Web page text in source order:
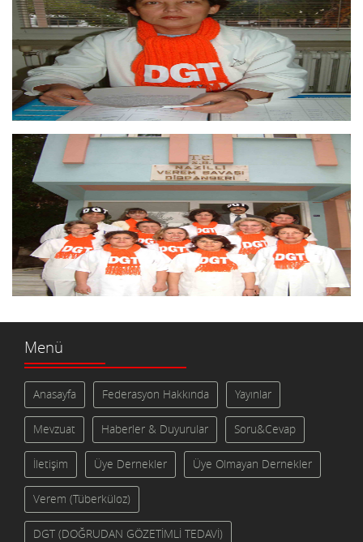
Menü
Anasayfa Federasyon Hakkında Yayınlar
Mevzuat Haberler & Duyurular Soru&Cevap
İletişim Üye Dernekler Üye Olmayan Dernekler
Verem (Tüberküloz)
DGT (DOĞRUDAN GÖZETİMLİ TEDAVİ)